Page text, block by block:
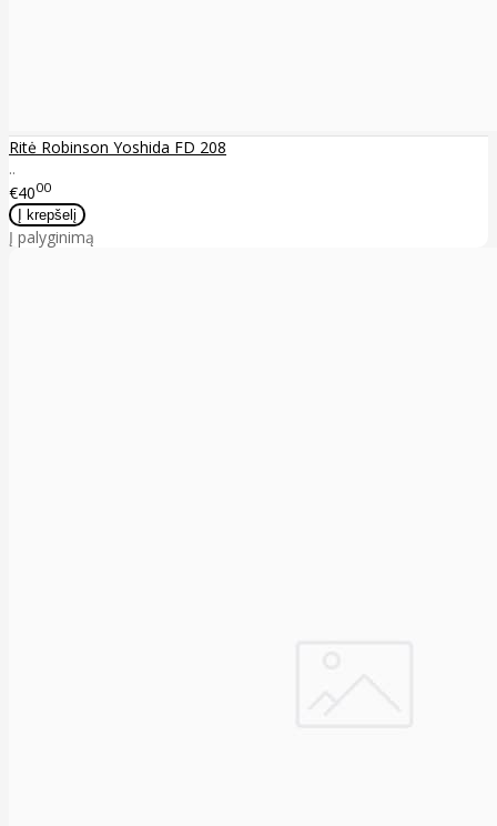
Ritė Robinson Yoshida FD 208
..
€4000
Į palyginimą